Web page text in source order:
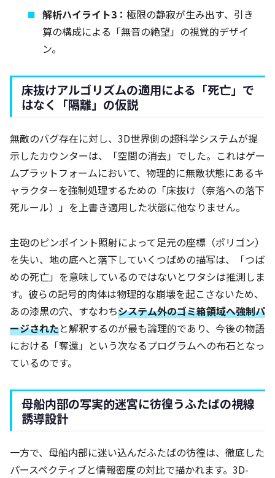
解析ハイライト3：極限の静寂が生み出す、引き
算の構成による「無音の絶望」の視覚的デザイ
ン。
床抜けアルゴリズムの適用による「死亡」で
はなく「隔離」の仮説
無敵のバグ存在に対し、3D世界側の超科学システムが提
示したカウンターは、「空間の消去」でした。これはゲー
ムプラットフォームにおいて、物理的に無敵状態にあるキ
ャラクターを強制処理するための「床抜け（奈落への落下
死ルール）」を上書き適用した状態に他なりません。
主砲のピンポイント照射によって足元の座標（ポリゴン）
を失い、地の底へと落下していくつばめの描写は、「つば
めの死亡」を意味しているのではないとワタシは推測しま
す。彼らの記号的肉体は物理的な崩壊を起こさないため、
あの漆黒の穴、すなわちシステム外のゴミ箱領域へ強制パ
ージされたと解釈するのが最も論理的であり、今後の物語
における「奪還」という次なるプログラムへの布石となっ
ているのです。
母船内部の写実的迷宮に彷徨うふたばの視線
誘導設計
一方で、母船内部に迷い込んだふたばの彷徨は、徹底した
パースペクティブと情報密度の対比で描かれます。3D-